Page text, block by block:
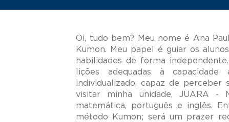
Oi, tudo bem? Meu nome é Ana
Kumon. Meu papel é guiar os
habilidades de forma
lições adequadas à
individualizado, capaz de perceber
visitar minha unidade, JUARA -
matemática, português e inglês.
método Kumon; será um prazer